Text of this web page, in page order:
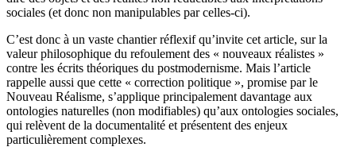
sociales (et donc non manipulables par celles-ci).
C’est donc à un vaste chantier réflexif qu’invite cet article, sur la
valeur philosophique du refoulement des « nouveaux réalistes »
contre les écrits théoriques du postmodernisme. Mais l’article
rappelle aussi que cette « correction politique », promise par le
Nouveau Réalisme, s’applique principalement davantage aux
ontologies naturelles (non modifiables) qu’aux ontologies sociales,
qui relèvent de la documentalité et présentent des enjeux
particulièrement complexes.